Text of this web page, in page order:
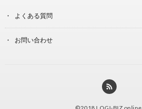
よくある質問
お問い合わせ